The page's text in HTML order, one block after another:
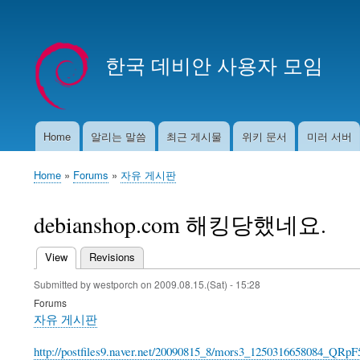
account
menu
한국 데비안 사용자 모임
MainHome 알리는 말씀 최근 게시물 위키 문서 미러 서버
Breadcrumb
Home Forums 자유 게시판
debianshop.com 해킹당했네요.
Primary
tabs
View (active tab)
Revisions
Submitted bywestporch on 2009.08.15.(Sat) - 15:28
Forums
자유 게시판
http://postfiles9.naver.net/20090815_8/